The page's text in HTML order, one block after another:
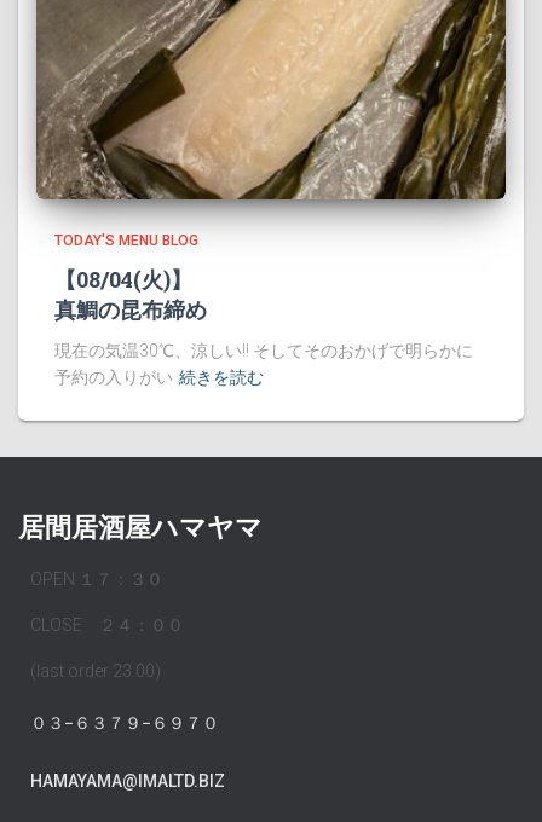
TODAY'S MENU BLOG
【08/04(火)】
真鯛の昆布締め
現在の気温30℃、涼しい!! そしてそのおかげで明らかに
予約の入りがい 続きを読む
居間居酒屋ハマヤマ
OPEN １７：３０
CLOSE ２４：００
(last order 23:00)
０３−６３７９−６９７０
HAMAYAMA@IMALTD.BIZ